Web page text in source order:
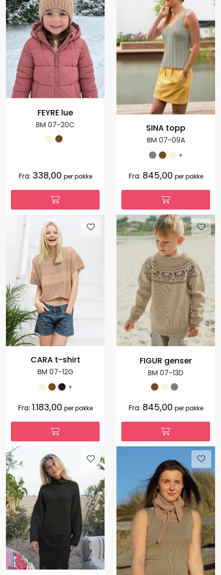
FEYRE lue
BM 07-20C
Fra: 338,00 per pakke
SINA topp
BM 07-09A
+
Fra: 845,00 per pakke
CARA t-shirt
BM 07-12G
+
Fra: 1.183,00 per pakke
FIGUR genser
BM 07-13D
Fra: 845,00 per pakke